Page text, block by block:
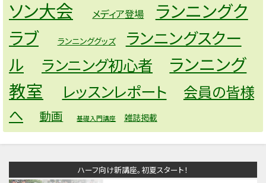
ソン大会
メディア登場
ランニングク
ラブ
ランニンググッズ
ランニングスクー
ル
ランニング初心者
ランニング
教室
レッスンレポート
会員の皆様
へ
動画 基礎入門講座 雑誌掲載
ハーフ向け新講座。初夏スタート！